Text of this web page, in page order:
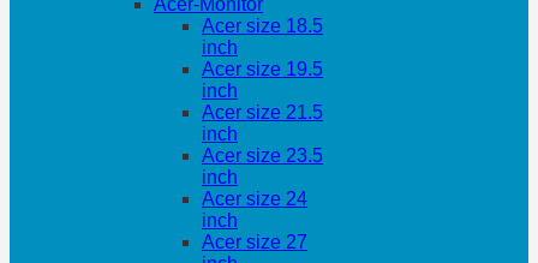
Acer-Monitor
Acer size 18.5
inch
Acer size 19.5
inch
Acer size 21.5
inch
Acer size 23.5
inch
Acer size 24
inch
Acer size 27